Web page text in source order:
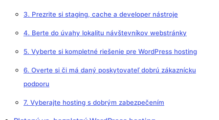
3. Prezrite si staging, cache a developer nástroje
4. Berte do úvahy lokalitu návštevníkov webstránky
5. Vyberte si kompletné riešenie pre WordPress hosting
6. Overte si či má daný poskytovateľ dobrú zákaznícku
podporu
7. Vyberajte hosting s dobrým zabezpečením